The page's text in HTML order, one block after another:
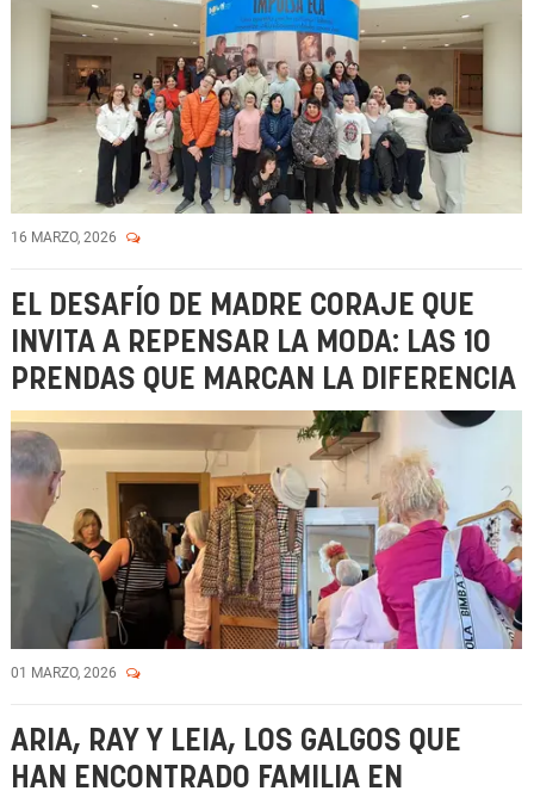
16 MARZO, 2026
EL DESAFÍO DE MADRE CORAJE QUE
INVITA A REPENSAR LA MODA: LAS 10
PRENDAS QUE MARCAN LA DIFERENCIA
01 MARZO, 2026
ARIA, RAY Y LEIA, LOS GALGOS QUE
HAN ENCONTRADO FAMILIA EN